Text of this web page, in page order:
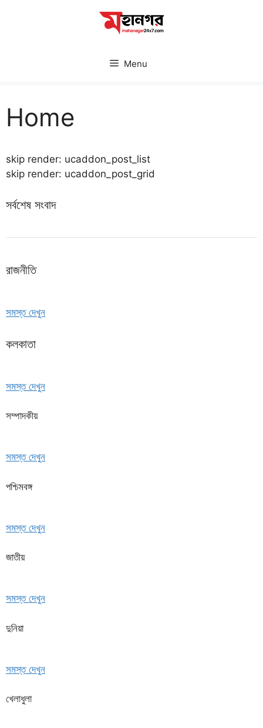
Menu
Home
skip render: ucaddon_post_list
skip render: ucaddon_post_grid
সর্বশেষ সংবাদ
রাজনীতি
সমস্ত দেখুন
কলকাতা
সমস্ত দেখুন
সম্পাদকীয়
সমস্ত দেখুন
পশ্চিমবঙ্গ
সমস্ত দেখুন
জাতীয়
সমস্ত দেখুন
দুনিয়া
সমস্ত দেখুন
খেলাধুলা